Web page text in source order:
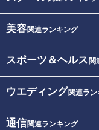
美容関連ランキング
スポーツ＆ヘルス 関
ウエディング関連ラ
通信関連ランキング